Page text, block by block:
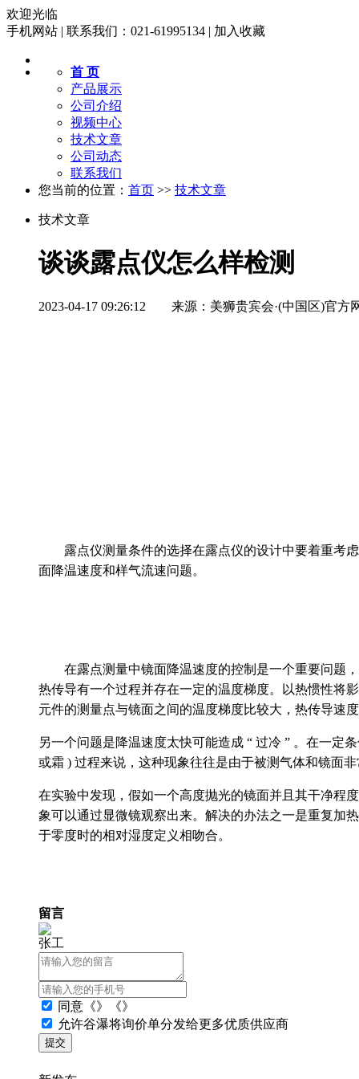
欢迎光临
手机网站 | 联系我们：021-61995134 | 加入收藏
首 页
产品展示
公司介绍
视频中心
技术文章
公司动态
联系我们
您当前的位置： 首页 >> 技术文章
技术文章
谈谈露点仪怎么样检测
2023-04-17 09:26:12 来源：美狮贵宾会·(中国区)官方
 露点仪测量条件的选择在露点仪的设计中要着重
面降温速度和样气流速问题。
在露点测量中镜面降温速度的控制是一个重要问题，对
热传导有一个过程并存在一定的温度梯度。以热惯性将
元件的测量点与镜面之间的温度梯度比较大，热传导速
另一个问题是降温速度太快可能造成 “ 过冷 ” 。在
或霜 ) 过程来说，这种现象往往是由于被测气体和镜面
在实验中发现，假如一个高度抛光的镜面并且
象可以通过显微镜观察出来。解决的办法之一是重复加
于零度时的相对湿度定义相吻合。
留言
张工
同意 《》《》
允许谷瀑将询价单分发给更多优质供应商